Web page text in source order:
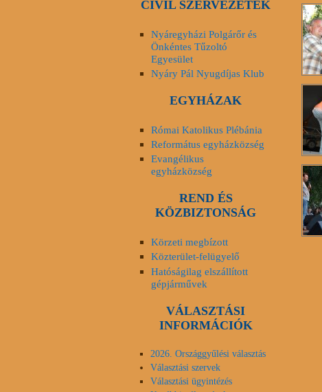
CIVIL SZERVEZETEK
Nyáregyházi Polgárőr és
Önkéntes Tűzoltó
Egyesület
Nyáry Pál Nyugdíjas Klub
EGYHÁZAK
Római Katolikus Plébánia
Református egyházközség
Evangélikus
egyházközség
REND ÉS
KÖZBIZTONSÁG
Körzeti megbízott
Közterület-felügyelő
Hatóságilag elszállított
gépjárművek
VÁLASZTÁSI
INFORMÁCIÓK
2026. Országgyűlési választás
Választási szervek
Választási ügyintézés